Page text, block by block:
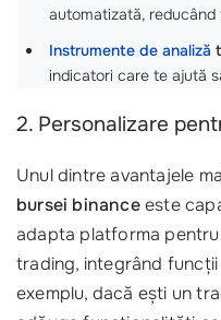
automatizată,
Instrumente de analiză
indicatori care te ajută
2. Personalizare
Unul dintre avantajele
bursei binanceeste
adapta platforma
trading, integrând
exemplu, dacă ești un